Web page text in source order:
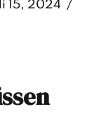
15, 2024